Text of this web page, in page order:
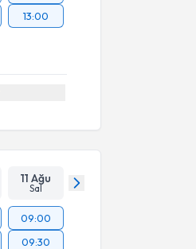
13:00
11 Ağu
Sal
09:00
09:30